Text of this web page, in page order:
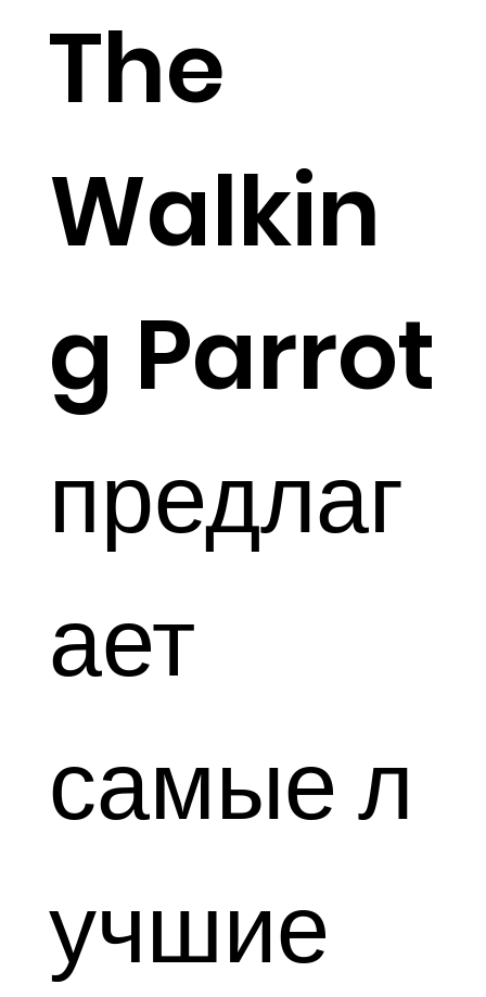
The
Walkin
g Parrot
предлаг
ает
самые л
учшие